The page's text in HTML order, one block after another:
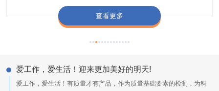
查看更多
查看更多
查看更多
查看更多
爱工作，爱生活！迎来更加美好的明天!
爱工作，爱生活！有质量才有产品，作为质量基础要素的检测，为科